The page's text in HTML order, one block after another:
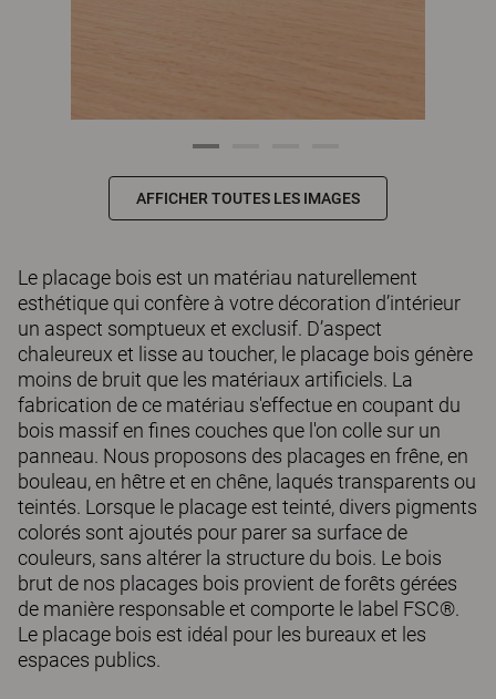
AFFICHER TOUTES LES IMAGES
Le placage bois est un matériau naturellement
esthétique qui confère à votre décoration d’intérieur
un aspect somptueux et exclusif. D’aspect
chaleureux et lisse au toucher, le placage bois génère
moins de bruit que les matériaux artificiels. La
fabrication de ce matériau s'effectue en coupant du
bois massif en fines couches que l'on colle sur un
panneau. Nous proposons des placages en frêne, en
bouleau, en hêtre et en chêne, laqués transparents ou
teintés. Lorsque le placage est teinté, divers pigments
colorés sont ajoutés pour parer sa surface de
couleurs, sans altérer la structure du bois. Le bois
brut de nos placages bois provient de forêts gérées
de manière responsable et comporte le label FSC®.
Le placage bois est idéal pour les bureaux et les
espaces publics.